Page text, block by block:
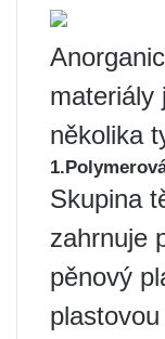
materiály
několika
Skupina
zahrnuje
pěnový